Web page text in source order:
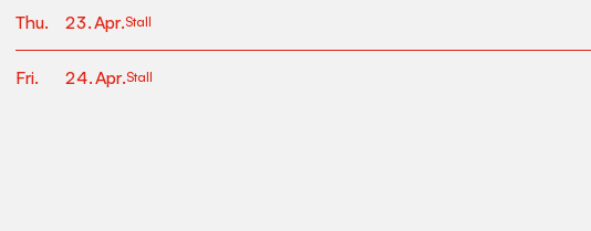
Thu. 23.Apr.Stall
Fri. 24.Apr.Stall